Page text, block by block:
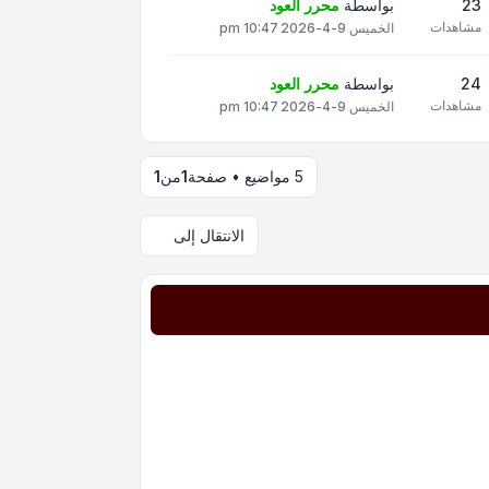
23
مشاهدات
بواسطة محرر العود
الخميس 9-4-2026 10:47 pm
24
مشاهدات
بواسطة محرر العود
الخميس 9-4-2026 10:47 pm
5 مواضيع • صفحة 1من1
الانتقال إلى